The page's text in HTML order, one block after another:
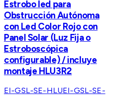
Estrobo led para
Obstrucción Autónoma
con Led Color Rojo con
Panel Solar (Luz Fija o
Estroboscópica
configurable) / incluye
montaje HLU3R2
EI-GSL-SE-HLUEI-GSL-SE-